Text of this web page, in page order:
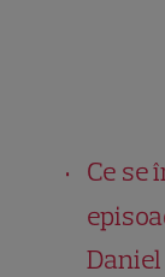
Ce se